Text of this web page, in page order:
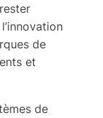
de
et
de